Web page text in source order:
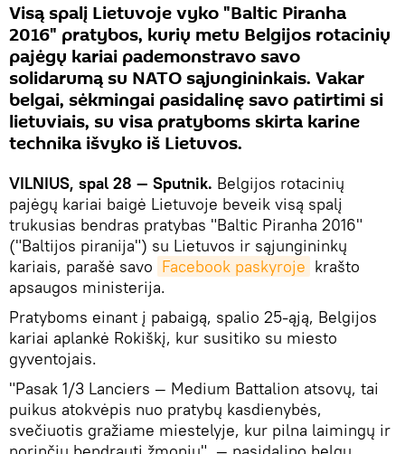
Visą spalį Lietuvoje vyko "Baltic Piranha
2016" pratybos, kurių metu Belgijos rotacinių
pajėgų kariai pademonstravo savo
solidarumą su NATO sąjungininkais. Vakar
belgai, sėkmingai pasidalinę savo patirtimi si
lietuviais, su visa pratyboms skirta karine
technika išvyko iš Lietuvos.
VILNIUS, spal 28 — Sputnik. Belgijos rotacinių
pajėgų kariai baigė Lietuvoje beveik visą spalį
trukusias bendras pratybas "Baltic Piranha 2016"
("Baltijos piranija") su Lietuvos ir sąjungininkų
kariais, parašė savo Facebook paskyroje krašto
apsaugos ministerija.
Pratyboms einant į pabaigą, spalio 25-ąją, Belgijos
kariai aplankė Rokiškį, kur susitiko su miesto
gyventojais.
"Pasak 1/3 Lanciers — Medium Battalion atsovų, tai
puikus atokvėpis nuo pratybų kasdienybės,
svečiuotis gražiame miestelyje, kur pilna laimingų ir